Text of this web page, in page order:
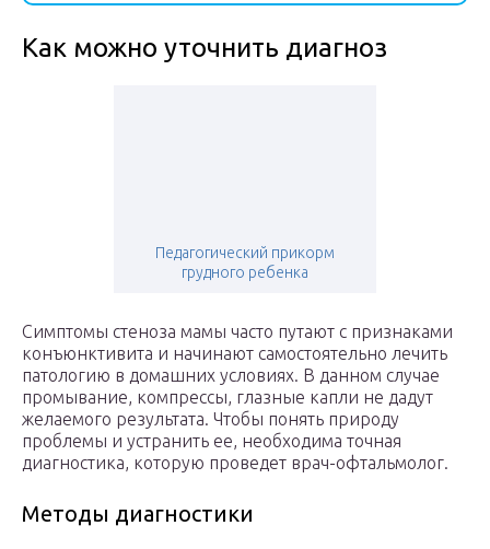
Как можно уточнить диагноз
Педагогический прикорм
грудного ребенка
Симптомы стеноза мамы часто путают с признаками
конъюнктивита и начинают самостоятельно лечить
патологию в домашних условиях. В данном случае
промывание, компрессы, глазные капли не дадут
желаемого результата. Чтобы понять природу
проблемы и устранить ее, необходима точная
диагностика, которую проведет врач-офтальмолог.
Методы диагностики